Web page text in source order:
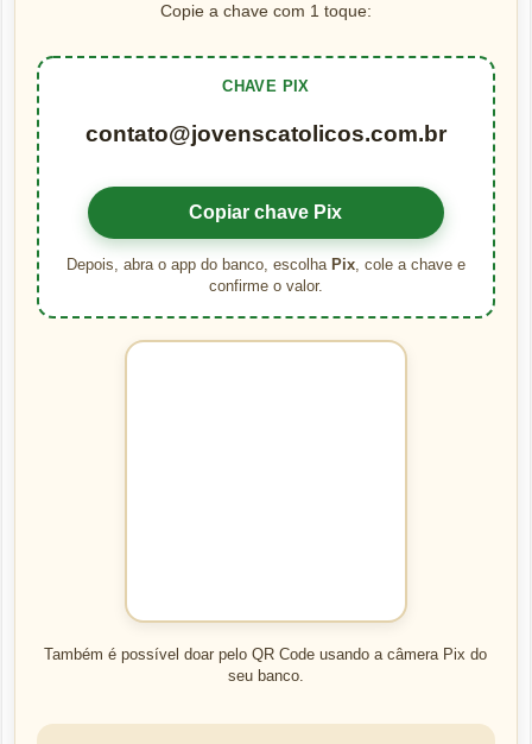
Copie a chave com 1 toque:
CHAVE PIX
contato@jovenscatolicos.com.br
Copiar chave Pix
Depois, abra o app do banco, escolha Pix, cole a chave e
confirme o valor.
Também é possível doar pelo QR Code usando a câmera Pix do
seu banco.